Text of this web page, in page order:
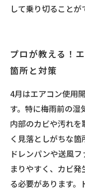
して乗り切ることが
プロが教える！
箇所と対策
4月はエアコン使用
す。特に梅雨前の湿
内部のカビや汚れを
く見落としがちな
ドレンパンや送風
まりやすく、カビ
る必要があります